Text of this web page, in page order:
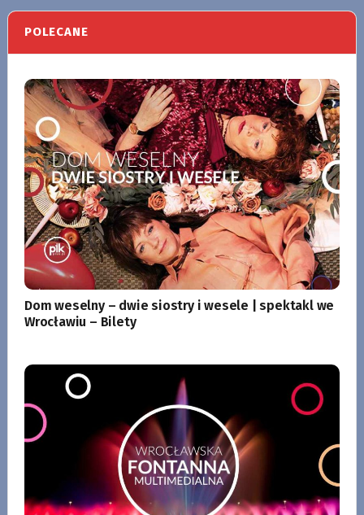
POLECANE
Dom weselny – dwie siostry i wesele | spektakl we
Wrocławiu – Bilety